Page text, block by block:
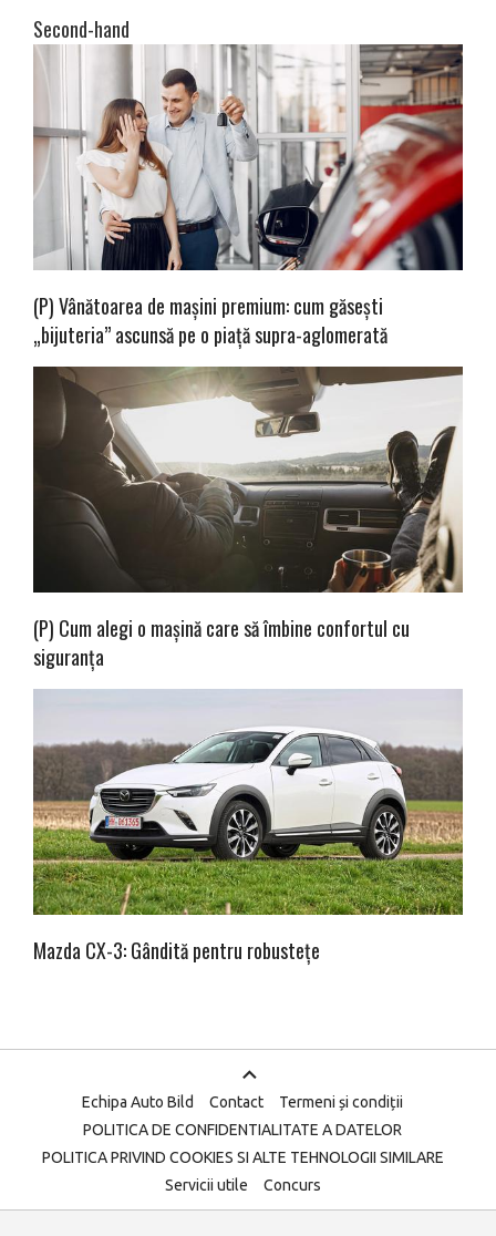
Second-hand
(P) Vânătoarea de mașini premium: cum găsești
„bijuteria” ascunsă pe o piață supra-aglomerată
(P) Cum alegi o mașină care să îmbine confortul cu
siguranța
Mazda CX-3: Gândită pentru robustețe
Echipa Auto Bild Contact
Termeni și condiții
POLITICA DE CONFIDENTIALITATE A DATELOR
POLITICA PRIVIND COOKIES SI ALTE TEHNOLOGII SIMILARE
Servicii utile
Concurs